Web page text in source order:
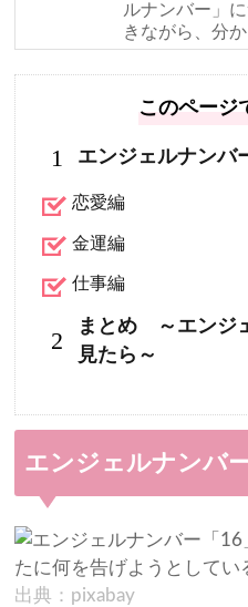
ルナンバー」
きながら、分
このページ
1 エンジェルナンバ
恋愛編
金運編
仕事編
2
まとめ ～エンジ
見たら～
エンジェルナンバ
出典：pixabay